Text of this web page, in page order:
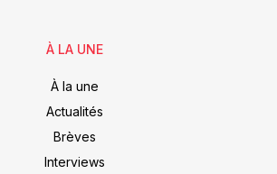
À LA UNE
À la une
Actualités
Brèves
Interviews